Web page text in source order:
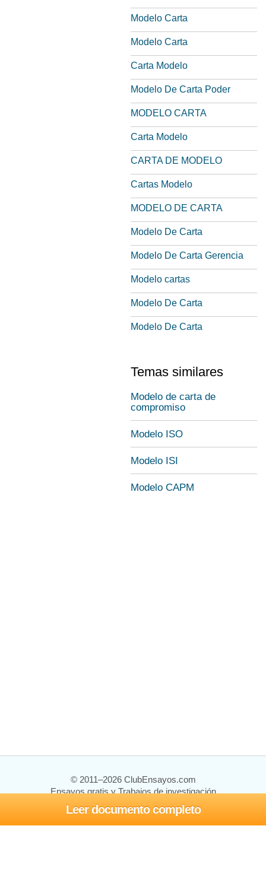
Leer documento completo
Modelo Carta
Modelo Carta
Carta Modelo
Modelo De Carta Poder
MODELO CARTA
Carta Modelo
CARTA DE MODELO
Cartas Modelo
MODELO DE CARTA
Modelo De Carta
Modelo De Carta Gerencia
Modelo cartas
Modelo De Carta
Modelo De Carta
Temas similares
Modelo de carta de
compromiso
Modelo ISO
Modelo ISI
Modelo CAPM
© 2011–2026 ClubEnsayos.com
Ensayos gratis y Trabajos de investigación